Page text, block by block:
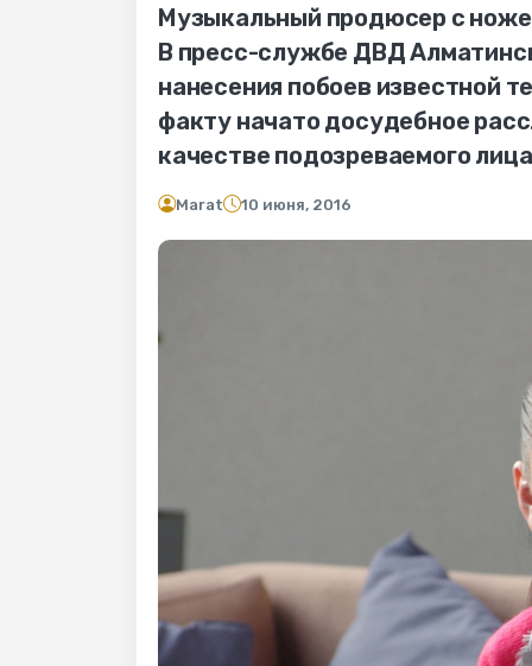
Музыкальный продюсер с
В пресс-службе ДВД
нанесения побоев известной
факту начато досудебное
качестве подозреваемого
Marat 10 июня, 2016